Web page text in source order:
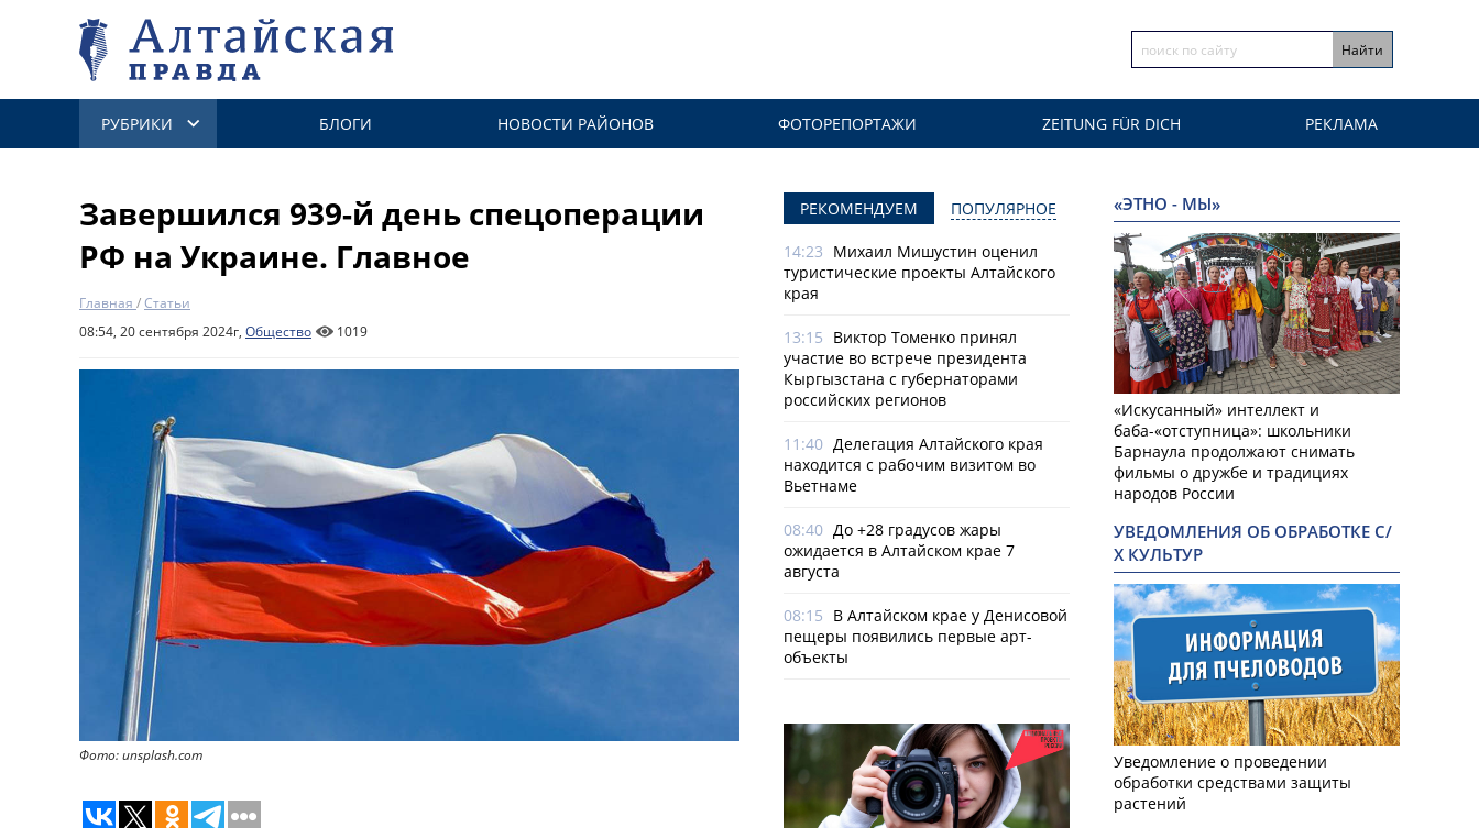
РУБРИКИ БЛОГИ НОВОСТИ РАЙОНОВ ФОТОРЕПОРТАЖИ ZEITUNG FÜR DICH РЕКЛАМА
Завершился 939-й день спецоперации
РФ на Украине. Главное
Главная /Статьи
08:54, 20 сентября 2024г, Общество 1019
Фото: unsplash.com
РЕКОМЕНДУЕМ ПОПУЛЯРНОЕ
14:23 Михаил Мишустин оценил
туристические проекты Алтайского
края
13:15 Виктор Томенко принял
участие во встрече президента
Кыргызстана с губернаторами
российских регионов
11:40 Делегация Алтайского края
находится с рабочим визитом во
Вьетнаме
08:40 До +28 градусов жары
ожидается в Алтайском крае 7
августа
08:15 В Алтайском крае у Денисовой
пещеры появились первые арт-
объекты
«ЭТНО - МЫ»
«Искусанный» интеллект и
баба-«отступница»: школьники
Барнаула продолжают снимать
фильмы о дружбе и традициях
народов России
УВЕДОМЛЕНИЯ ОБ ОБРАБОТКЕ С/
Х КУЛЬТУР
Уведомление о проведении
обработки средствами защиты
растений